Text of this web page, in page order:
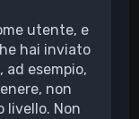
utente, e
hai inviato
esempio,
non
livello. Non